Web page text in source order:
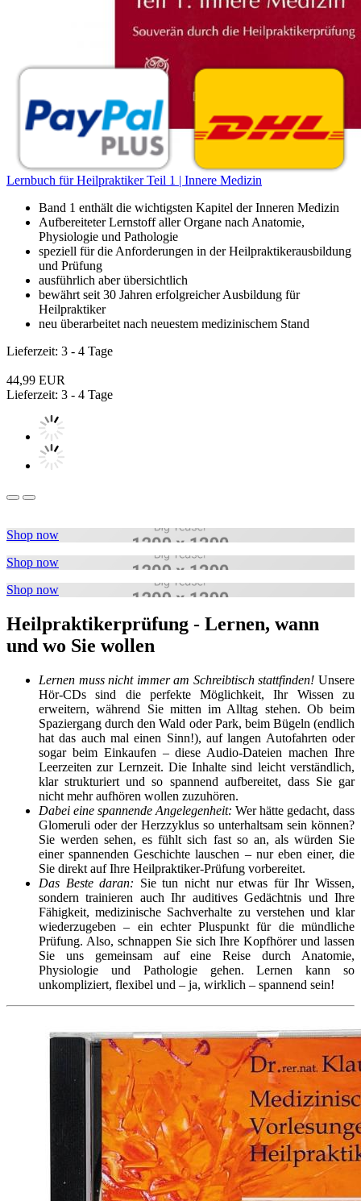
Lernbuch für Heilpraktiker Teil 1 | Innere Medizin
Band 1 enthält die wichtigsten Kapitel der Inneren Medizin
Aufbereiteter Lernstoff aller Organe nach Anatomie,
Physiologie und Pathologie
speziell für die Anforderungen in der Heilpraktikerausbildung
und Prüfung
ausführlich aber übersichtlich
bewährt seit 30 Jahren erfolgreicher Ausbildung für
Heilpraktiker
neu überarbeitet nach neuestem medizinischem Stand
Lieferzeit: 3 - 4 Tage
44,99 EUR
Lieferzeit: 3 - 4 Tage
Shop now
Shop now
Shop now
Heilpraktikerprüfung - Lernen, wann
und wo Sie wollen
Lernen muss nicht immer am Schreibtisch stattfinden! Unsere
Hör-CDs sind die perfekte Möglichkeit, Ihr Wissen zu
erweitern, während Sie mitten im Alltag stehen. Ob beim
Spaziergang durch den Wald oder Park, beim Bügeln (endlich
hat das auch mal einen Sinn!), auf langen Autofahrten oder
sogar beim Einkaufen – diese Audio-Dateien machen Ihre
Leerzeiten zur Lernzeit. Die Inhalte sind leicht verständlich,
klar strukturiert und so spannend aufbereitet, dass Sie gar
nicht mehr aufhören wollen zuzuhören.
Dabei eine spannende Angelegenheit: Wer hätte gedacht, dass
Glomeruli oder der Herzzyklus so unterhaltsam sein können?
Sie werden sehen, es fühlt sich fast so an, als würden Sie
einer spannenden Geschichte lauschen – nur eben einer, die
Sie direkt auf Ihre Heilpraktiker-Prüfung vorbereitet.
Das Beste daran: Sie tun nicht nur etwas für Ihr Wissen,
sondern trainieren auch Ihr auditives Gedächtnis und Ihre
Fähigkeit, medizinische Sachverhalte zu verstehen und klar
wiederzugeben – ein echter Pluspunkt für die mündliche
Prüfung. Also, schnappen Sie sich Ihre Kopfhörer und lassen
Sie uns gemeinsam auf eine Reise durch Anatomie,
Physiologie und Pathologie gehen. Lernen kann so
unkompliziert, flexibel und – ja, wirklich – spannend sein!